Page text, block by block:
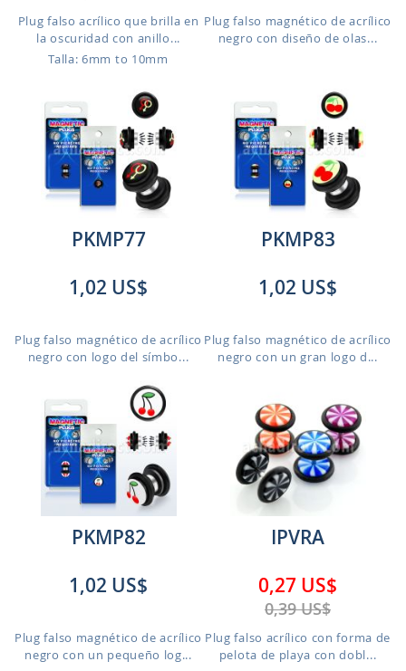
Plug falso acrílico que brilla en
la oscuridad con anillo...
Talla: 6mm to 10mm
Plug falso magnético de acrílico
negro con diseño de olas...
PKMP77
1,02 US$
Plug falso magnético de acrílico
negro con logo del símbo...
PKMP83
1,02 US$
Plug falso magnético de acrílico
negro con un gran logo d...
PKMP82
1,02 US$
Plug falso magnético de acrílico
negro con un pequeño log...
IPVRA
0,27 US$
0,39 US$
Plug falso acrílico con forma de
pelota de playa con dobl...